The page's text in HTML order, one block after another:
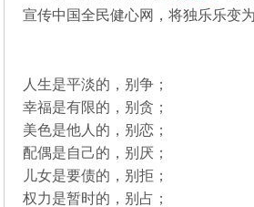
宣传中国全民健心网，将独乐乐变
人生是平淡的，别争；
幸福是有限的，别贪；
美色是他人的，别恋；
配偶是自己的，别厌；
儿女是要债的，别拒；
权力是暂时的，别占；